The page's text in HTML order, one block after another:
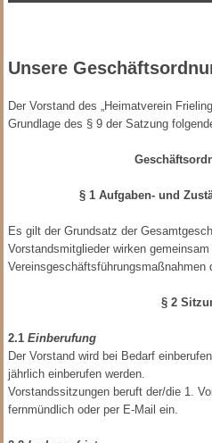
Unsere
Der Vorstand des „Heimatverein
Grundlage des § 9 der Satzung
§ 1 Aufgaben- und
Es gilt der Grundsatz der
Vorstandsmitglieder wirken gemeinsam
§ 2
2.1 Einberufung
Der Vorstand wird bei Bedarf
jährlich einberufen werden.
Vorstandssitzungen beruft der/die 1.
fernmündlich oder per E-Mail ein.